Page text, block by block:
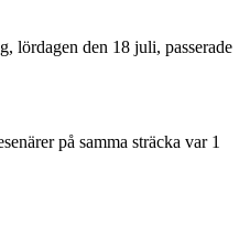
lördagen den 18 juli, passerade
på samma sträcka var 1